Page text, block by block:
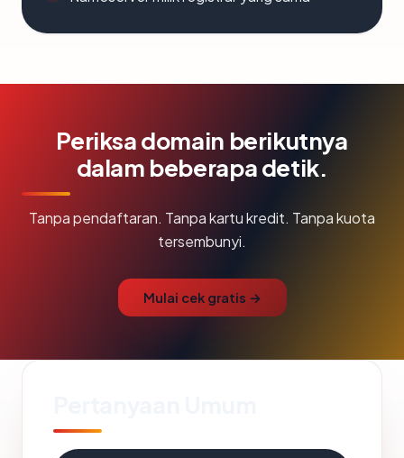
Periksa domain berikutnya
dalam beberapa detik.
Tanpa pendaftaran. Tanpa kartu kredit. Tanpa kuota
tersembunyi.
Mulai cek gratis →